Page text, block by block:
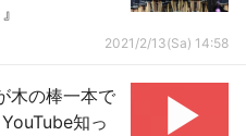
2021/2/13(Sa) 14:58
木の棒一本で
知っ